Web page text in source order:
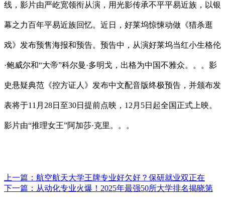
线，影片由严屹宽领衔从演，用光影传承不平平易近族，以银
幕之力百年平易近族回忆。近日，好莱坞惊悚动做《猎杀逛
戏》发布预售海报和预告。预告中，从演好莱坞当红小生格伦
·鲍威尔和“大帝”科尔曼·多明戈，出格为中国不雅众。。。影
史悬疑典范《控方证人》发布中文配音版终极预告，并颁布发
表将于11月28日至30日提前点映，12月5日起全国正式上映。
影片由“推理女王”阿加莎·克里。。。
上一篇： 航空航天大学王牌专业好欠好？保研就业双正在
下一篇： 从动化专业火爆！2025年最强50所大学排名揭晓第